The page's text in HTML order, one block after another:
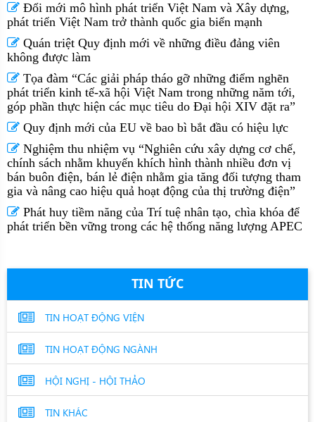
Đổi mới mô hình phát triển Việt Nam và Xây dựng,
phát triển Việt Nam trở thành quốc gia biển mạnh
Quán triệt Quy định mới về những điều đảng viên
không được làm
Tọa đàm “Các giải pháp tháo gỡ những điểm nghẽn
phát triển kinh tế-xã hội Việt Nam trong những năm tới,
góp phần thực hiện các mục tiêu do Đại hội XIV đặt ra”
Quy định mới của EU về bao bì bắt đầu có hiệu lực
Nghiệm thu nhiệm vụ “Nghiên cứu xây dựng cơ chế,
chính sách nhằm khuyến khích hình thành nhiều đơn vị
bán buôn điện, bán lẻ điện nhằm gia tăng đối tượng tham
gia và nâng cao hiệu quả hoạt động của thị trường điện”
Phát huy tiềm năng của Trí tuệ nhân tạo, chìa khóa để
phát triển bền vững trong các hệ thống năng lượng APEC
TIN TỨC
TIN HOẠT ĐỘNG VIỆN
TIN HOẠT ĐỘNG NGÀNH
HỘI NGHỊ - HỘI THẢO
TIN KHÁC